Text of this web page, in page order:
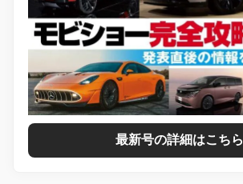
最新号の詳細はこちら